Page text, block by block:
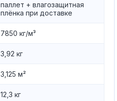
паллет + влагозащитная
плёнка при доставке
7850 кг/м³
3,92 кг
3,125 м²
12,3 кг